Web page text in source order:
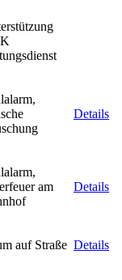
Details
am
Details
auf Straße Details